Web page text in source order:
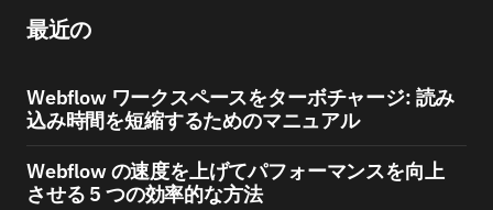
最近の
Webflow ワークスペースをターボチャージ: 読み
込み時間を短縮するためのマニュアル
Webflow の速度を上げてパフォーマンスを向上
させる 5 つの効率的な方法